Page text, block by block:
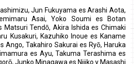
Jun Fukuyama es Arashi Aota,
Asai, Yoko Soumi es Botan
Matsuri Tendō, Akira Ishida es Chimaki
Kusakuri, Kazuhiko Inoue es Kaname
Ango, Takahiro Sakurai es Ryō, Haruka
es Ayu, Takuma Terashima es
Junko Minagawa es Nijiko y Masashi